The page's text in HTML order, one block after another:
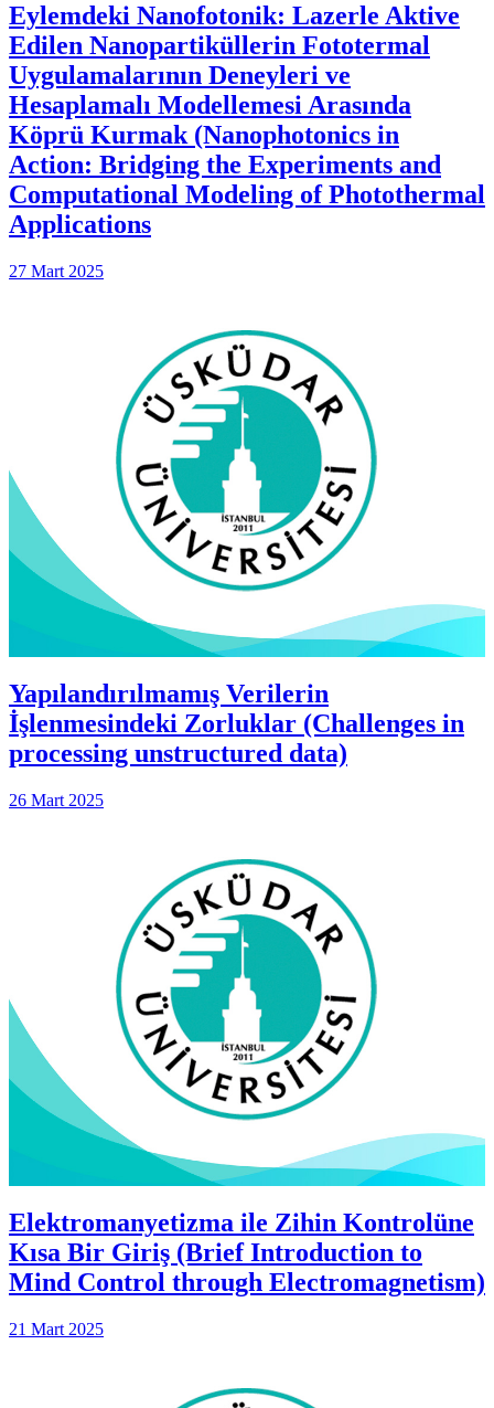
Eylemdeki Nanofotonik: Lazerle Aktive
Edilen Nanopartiküllerin Fototermal
Uygulamalarının Deneyleri ve
Hesaplamalı Modellemesi Arasında
Köprü Kurmak (Nanophotonics in
Action: Bridging the Experiments and
Computational Modeling of Photothermal
Applications
27 Mart 2025
Yapılandırılmamış Verilerin
İşlenmesindeki Zorluklar (Challenges in
processing unstructured data)
26 Mart 2025
Elektromanyetizma ile Zihin Kontrolüne
Kısa Bir Giriş (Brief Introduction to
Mind Control through Electromagnetism)
21 Mart 2025